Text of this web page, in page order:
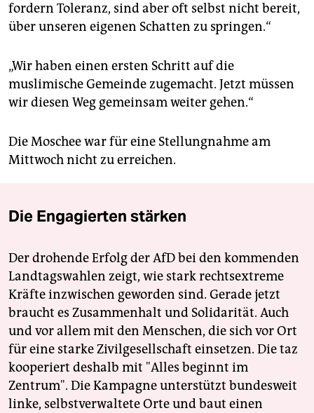
fordern Toleranz, sind aber oft selbst nicht bereit,
über unseren eigenen Schatten zu springen.“
„Wir haben einen ersten Schritt auf die
muslimische Gemeinde zugemacht. Jetzt müssen
wir diesen Weg gemeinsam weiter gehen.“
Die Moschee war für eine Stellungnahme am
Mittwoch nicht zu erreichen.
Die Engagierten stärken
Der drohende Erfolg der AfD bei den kommenden
Landtagswahlen zeigt, wie stark rechtsextreme
Kräfte inzwischen geworden sind. Gerade jetzt
braucht es Zusammenhalt und Solidarität. Auch
und vor allem mit den Menschen, die sich vor Ort
für eine starke Zivilgesellschaft einsetzen. Die taz
kooperiert deshalb mit "Alles beginnt im
Zentrum". Die Kampagne unterstützt bundesweit
linke, selbstverwaltete Orte und baut einen